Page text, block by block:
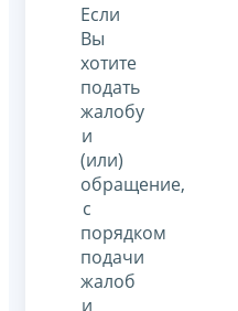
Если
Вы
хотите
подать
жалобу
и
(или)
обращение,
с
порядком
подачи
жалоб
и